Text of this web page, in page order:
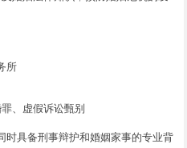
所
、虚假诉讼甄别
时具备刑事辩护和婚姻家事的专业背